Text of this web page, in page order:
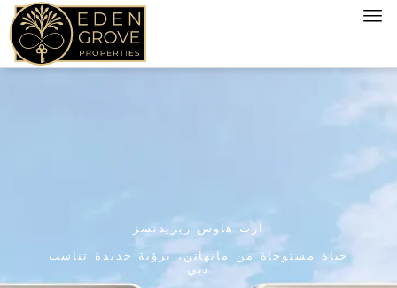
آرت هاوس ريزيدنسز
حياة مستوحاة من مانهاتن، برؤية جديدة تناسب
دبي